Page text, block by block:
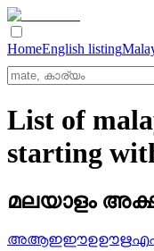
HomeEnglish listing
List of
starting
മലയാളം
അആഇഈഉഊഋഎ